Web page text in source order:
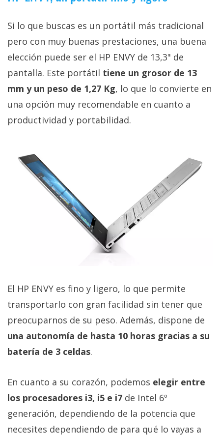
Si lo que buscas es un portátil más tradicional
pero con muy buenas prestaciones, una buena
elección puede ser el HP ENVY de 13,3" de
pantalla. Este portátil tiene un grosor de 13
mm y un peso de 1,27 Kg, lo que lo convierte en
una opción muy recomendable en cuanto a
productividad y portabilidad.
El HP ENVY es fino y ligero, lo que permite
transportarlo con gran facilidad sin tener que
preocuparnos de su peso. Además, dispone de
una autonomía de hasta 10 horas gracias a su
batería de 3 celdas.
En cuanto a su corazón, podemos elegir entre
los procesadores i3, i5 e i7 de Intel 6º
generación, dependiendo de la potencia que
necesites dependiendo de para qué lo vayas a